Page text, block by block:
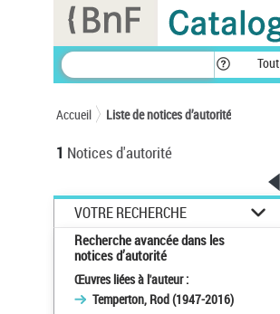
Tout
Accueil Liste de notices d’autorité
1 Notices d'autorité
VOTRE RECHERCHE
Recherche avancée dans les
notices d’autorité
Œuvres liées à l'auteur :
Temperton, Rod (1947-2016)
Panneau de gestion des cookies